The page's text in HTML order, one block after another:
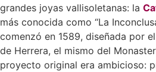
grandes joyas vallisoletanas: la
más conocida como “La
comenzó en 1589, diseñada por
de Herrera, el mismo del
proyecto original era ambicioso: